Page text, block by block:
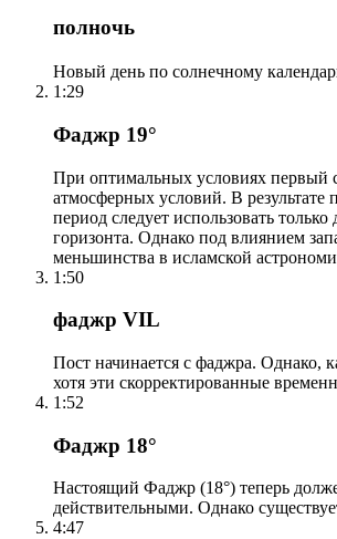
полночь
1:29
Фаджр 19°
При оптимальных условиях первый
атмосферных условий. В
период следует использовать
горизонта. Однако под влиянием
меньшинства в исламской
1:50
фаджр VIL
Пост начинается с фаджра. Однако,
хотя эти скорректированные
1:52
Фаджр 18°
Настоящий Фаджр (18°) теперь
действительными. Однако
4:47